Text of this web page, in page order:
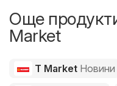
Още
Market
T Market Новини